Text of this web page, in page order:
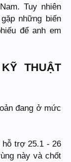
Tuy nhiên
những biến
để anh em
THUẬT
đang ở mức
trợ 25.1 - 26
này và chốt